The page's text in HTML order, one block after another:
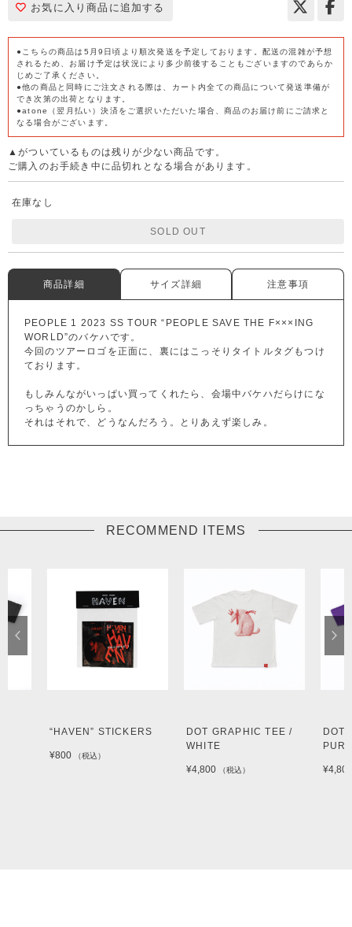
お気に入り商品に追加する
●こちらの商品は5月9日頃より順次発送を予定しております。配送の混雑が予想
されるため、お届け予定は状況により多少前後することもございますのであらか
じめご了承ください。
●他の商品と同時にご注文される際は、カート内全ての商品について発送準備が
でき次第の出荷となります。
●atone（翌月払い）決済をご選択いただいた場合、商品のお届け前にご請求と
なる場合がございます。
▲がついているものは残りが少ない商品です。
ご購入のお手続き中に品切れとなる場合があります。
在庫なし
SOLD OUT
商品詳細 サイズ詳細 注意事項
PEOPLE 1 2023 SS TOUR “PEOPLE SAVE THE F×××ING
WORLD”のバケハです。
今回のツアーロゴを正面に、裏にはこっそりタイトルタグもつけ
ております。
もしみんながいっぱい買ってくれたら、会場中バケハだらけにな
っちゃうのかしら。
それはそれで、どうなんだろう。とりあえず楽しみ。
RECOMMEND ITEMS
“HAVEN” STICKERS
¥800 （税込）
DOT GRAPHIC TEE /
WHITE
¥4,800 （税込）
DOT
¥4,800